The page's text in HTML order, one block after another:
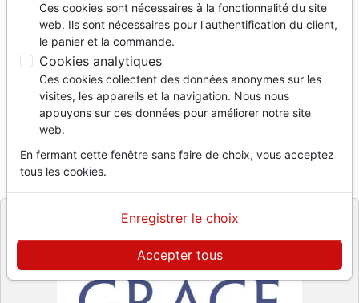
Accueil Livres
Brochures et traités
Grâce (La) - Accepter le don que Dieu nous offre
La grâce
Accepter le don que Dieu nous offre
[Série Découverte]
R.CAMPBELL CONSTANTINE
RéférenceRBC0074 EAN 9789892600741
Radio Bible Class
Ces cookies sont nécessaires à la fonctionnalité du site
web. Ils sont nécessaires pour l'authentification du client,
le panier et la commande.
Cookies analytiques
Ces cookies collectent des données anonymes sur les
visites, les appareils et la navigation. Nous nous
appuyons sur ces données pour améliorer notre site
web.
En fermant cette fenêtre sans faire de choix, vous acceptez
tous les cookies.
Accepter tous
Enregistrer le choix